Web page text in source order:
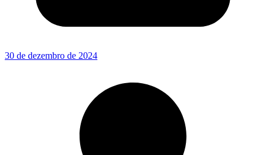
30 de dezembro de 2024